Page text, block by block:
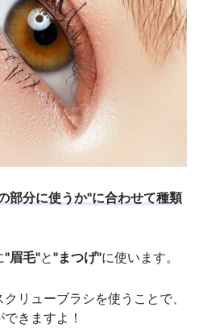
部分に使うか"に合わせて種類
"眉毛"と"まつげ"に使います。
リューブラシを使うことで、
きますよ！